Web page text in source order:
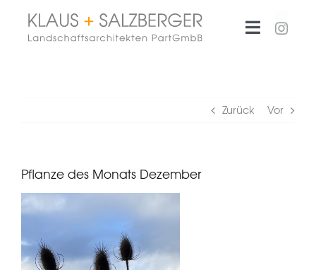
springen
Toggle
Aktuelles
Zurück Vor
Pflanze des Monats Dezember